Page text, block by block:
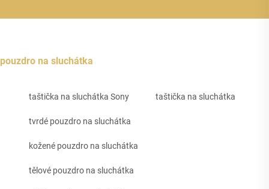
pouzdro na sluchátka
taštička na sluchátka Sony taštička na sluchátka
tvrdé pouzdro na sluchátka
kožené pouzdro na sluchátka
tělové pouzdro na sluchátka